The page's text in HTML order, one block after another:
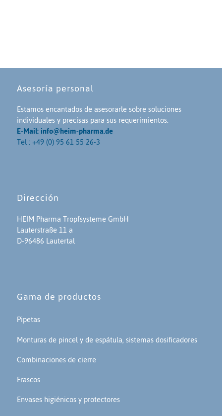
Asesoría personal
Estamos encantados de asesorarle sobre soluciones
individuales y precisas para sus requerimientos.
E-Mail: info@heim-pharma.de
Tel : +49 (0) 95 61 55 26-3
Dirección
HEIM Pharma Tropfsysteme GmbH
Lauterstraße 11 a
D-96486 Lautertal
Gama de productos
Pipetas
Monturas de pincel y de espátula, sistemas dosificadores
Combinaciones de cierre
Frascos
Envases higiénicos y protectores